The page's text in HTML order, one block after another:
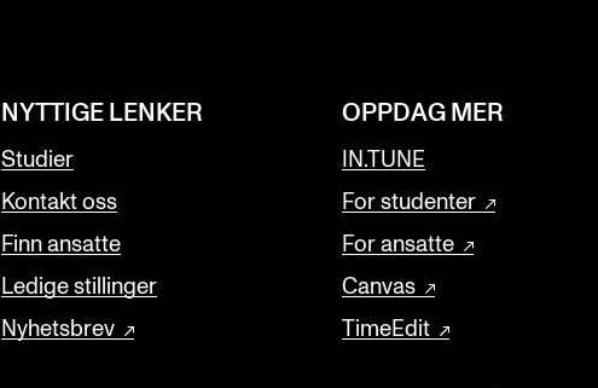
NYTTIGE LENKER
Studier
Kontakt oss
Finn ansatte
Ledige stillinger
Nyhetsbrev
OPPDAG MER
IN.TUNE
For studenter
For ansatte
Canvas
TimeEdit